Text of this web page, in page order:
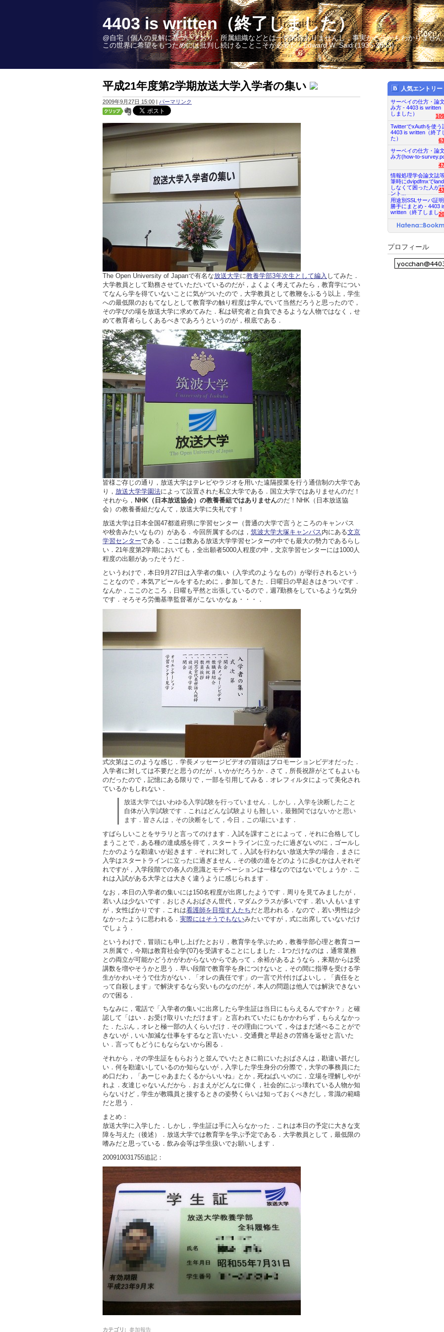
4403 is written（終了しました）
@自宅（個人の見解に基づいており，所属組織などとは一切関係ありませんし，事実かどうかもわかりません
この世界に希望をもつためには批判し続けることこそが必要だ - Edward W. Said (1935-2003)
平成21年度第2学期放送大学入学者の集い
2009年9月27日 15:00 | パーマリンク
The Open University of Japanで有名な放送大学に教養学部3年次生として編入 してみた．
大学教員として勤務させていただいているのだが，よくよく考えてみたら，教育学につい
てなんら学を得ていないことに気がついたので，大学教員として教鞭をふるう以上，学生
への最低限のおもてなしとして教育学の触り程度は学んでいて当然だろうと思ったので，
その学びの場を放送大学に求めてみた．私は研究者と自負できるような人物ではなく，せ
めて教育者らしくあるべきであろうというのが，根底である．
皆様ご存じの通り，放送大学はテレビやラジオを用いた遠隔授業を行う通信制の大学であ
り， 放送大学学園法によって設置された私立大学である．国立大学ではありませんのだ！
それから， NHK（日本放送協会）の教養番組ではありませんのだ！NHK（日本放送協
会）の教養番組だなんて，放送大学に失礼です！
放送大学は日本全国47都道府県に学習センター（普通の大学で言うところのキャンパス
や校舎みたいなもの）がある．今回所属するのは， 筑波大学大塚キャンパス内にある文京
学習センターである．ここは数ある放送大学学習センターの中でも最大の勢力であるらし
い．21年度第2学期においても，全出願者5000人程度の中，文京学習センターには1000人
程度の出願があったそうだ．
というわけで，本日9月27日は入学者の集い（入学式のようなもの）が挙行されるという
ことなので，本気アピールをするために，参加してきた．日曜日の早起きはきついです．
なんか，ここのところ，日曜も平然と出張しているので，週7勤務をしているような気分
です．そろそろ労働基準監督署がこないかなぁ・・・．
式次第はこのような感じ．学長メッセージビデオの冒頭はプロモーションビデオだった．
入学者に対しては不要だと思うのだが，いかがだろうか．さて，所長祝辞がとてもよいも
のだったので，記憶にある限りで，一部を引用してみる．オレフィルタによって美化され
ているかもしれない．
放送大学ではいわゆる入学試験を行っていません．しかし，入学を決断したこと
自体が入学試験です．これはどんな試験よりも難しい，最難関ではないかと思い
ます．皆さんは，その決断をして，今日，この場にいます．
すばらしいことをサラリと言ってのけます．入試を課すことによって，それに合格してし
まうことで，ある種の達成感を得て，スタートラインに立ったに過ぎないのに，ゴールし
たかのような勘違いが起きます．それに対して，入試を行わない放送大学の場合，まさに
入学はスタートラインに立ったに過ぎません．その後の道をどのように歩むかは人それぞ
れですが，入学段階での各人の意識とモチベーションは一様なのではないでしょうか．こ
れは入試がある大学とは大きく違うように感じられます．
なお，本日の入学者の集いには150名程度が出席したようです．周りを見てみましたが，
若い人は少ないです．おじさんおばさん世代，マダムクラスが多いです．若い人もいます
が，女性ばかりです．これは看護師を目指す人たちだと思われる．なので，若い男性は少
なかったように思われる． 実際にはそうでもないみたいですが，式に出席していないだけ
でしょう．
というわけで，冒頭にも申し上げたとおり，教育学を学ぶため，教養学部心理と教育コー
ス所属で，今期は教育社会学('07)を受講することにしました．1つだけなのは，通常業務
との両立が可能かどうかがわからないからであって，余裕があるようなら，来期からは受
講数を増やそうかと思う．早い段階で教育学を身につけないと，その間に指導を受ける学
生がかわいそうで仕方がない．「オレの責任です」の一言で片付けばよいし，「責任をと
って自殺します」で解決するなら安いものなのだが，本人の問題は他人では解決できない
ので困る．
ちなみに，電話で「入学者の集いに出席したら学生証は当日にもらえるんですか？」と確
認して「はい．お受け取りいただけます」と言われていたにもかかわらず，もらえなかっ
た．たぶん，オレと極一部の人くらいだけ．その理由について，今はまだ述べることがで
きないが，いい加減な仕事をするなと言いたい．交通費と早起きの苦痛を返せと言いた
い．言ってもどうにもならないから困る．
それから，その学生証をもらおうと並んでいたときに前にいたおばさんは，勘違い甚だし
い．何を勘違いしているのか知らないが，入学した学生身分の分際で，大学の事務員にた
め口だわ，「あーじゃあまたくるからいいね」とか，死ねばいいのに．立場を理解しやが
れよ．友達じゃないんだから．おまえがどんなに偉く，社会的にぶっ壊れている人物か知
らないけど，学生が教職員と接するときの姿勢くらいは知っておくべきだし，常識の範疇
だと思う．
まとめ：
放送大学に入学した．しかし，学生証は手に入らなかった．これは本日の予定に大きな支
障を与えた（後述）．放送大学では教育学を学ぶ予定である．大学教員として，最低限の
嗜みだと思っている．飲み会等は学生扱いでお願いします．
200910031755追記：
カテゴリ : 参加報告
人気エントリー
サーベイの仕方・論
み方 - 4403 is written
しました）
TwitterでxAuthを使う
4403 is written（終了
た）
サーベイの仕方・論
み方(how-to-
情報処理学会論文誌
筆時にdvipdfmxで
しなくて困った人が
ント...
用途別SSLサーバ証
勝手にまとめ - 4403
written（終了しまし
プロフィール